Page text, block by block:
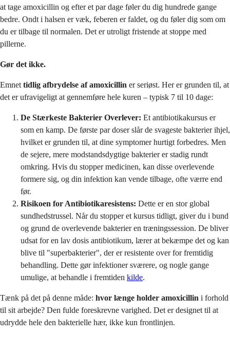
at tage amoxicillin og efter et par dage føler du dig hundrede gange
bedre. Ondt i halsen er væk, feberen er faldet, og du føler dig som om
du er tilbage til normalen. Det er utroligt fristende at stoppe med
pillerne.
Gør det ikke.
Emnettidlig afbrydelse af amoxicillin er seriøst. Her er grunden til, at
det er ufravigeligt at gennemføre hele kuren – typisk 7 til 10 dage:
De Stærkeste Bakterier Overlever: Et antibiotikakursus er
som en kamp. De første par doser slår de svageste bakterier ihjel,
hvilket er grunden til, at dine symptomer hurtigt forbedres. Men
de sejere, mere modstandsdygtige bakterier er stadig rundt
omkring. Hvis du stopper medicinen, kan disse overlevende
formere sig, og din infektion kan vende tilbage, ofte værre end
før.
Risikoen for Antibiotikaresistens: Dette er en stor global
sundhedstrussel. Når du stopper et kursus tidligt, giver du i bund
og grund de overlevende bakterier en træningssession. De bliver
udsat for en lav dosis antibiotikum, lærer at bekæmpe det og kan
blive til "superbakterier", der er resistente over for fremtidig
behandling. Dette gør infektioner sværere, og nogle gange
umulige, at behandle i fremtiden kilde.
Tænk på det på denne måde: hvor længe holder amoxicillin i forhold
til sit arbejde? Den fulde foreskrevne varighed. Det er designet til at
udrydde hele den bakterielle hær, ikke kun frontlinjen.